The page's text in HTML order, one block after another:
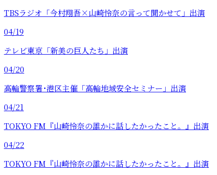
TBSラジオ「今村翔吾×山崎怜奈の言って聞かせて」出演
04/19
テレビ東京「新美の巨人たち」出演
04/20
高輪警察署･港区主催「高輪地域安全セミナー」出演
04/21
TOKYO FM『山崎怜奈の誰かに話したかったこと。』出演
04/22
TOKYO FM『山崎怜奈の誰かに話したかったこと。』出演